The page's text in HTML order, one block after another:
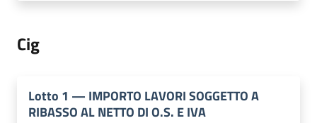
Cig
Lotto 1 — IMPORTO LAVORI SOGGETTO A
RIBASSO AL NETTO DI O.S. E IVA